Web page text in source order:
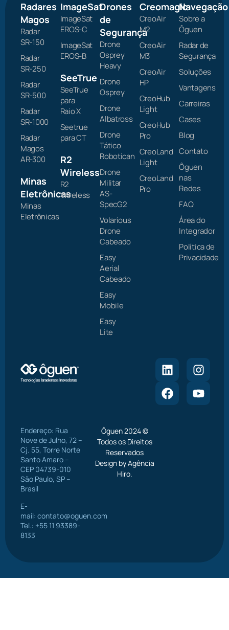
Radares
Magos
Radar
SR-150
Radar
SR-250
Radar
SR-500
Radar
SR-1000
Radar
Magos
AR-300
Minas
Eletrônicas
Minas
Eletrônicas
ImageSat
ImageSat
EROS-C
ImageSat
EROS-B
SeeTrue
SeeTrue
para
Raio X
Seetrue
para CT
R2
Wireless
R2
Wireless
Drones
de
Segurança
Drone
Osprey
Heavy
Drone
Osprey
Drone
Albatross
Drone
Tático
Robotican
Drone
Militar
AS-
SpecG2
Volarious
Drone
Cabeado
Easy
Aerial
Cabeado
Easy
Mobile
Easy
Lite
Creomagic
CreoAir
M2
CreoAir
M3
CreoAir
HP
CreoHub
Light
CreoHub
Pro
CreoLand
Light
CreoLand
Pro
Navegação
Sobre a
Ôguen
Radar de
Segurança
Soluções
Vantagens
Carreiras
Cases
Blog
Contato
Ôguen
nas
Redes
FAQ
Área do
Integrador
Política de
Privacidade
Endereço: Rua
Nove de Julho, 72 –
Cj. 55, Torre Norte
Santo Amaro –
CEP 04739-010
São Paulo, SP –
Brasil
E-
mail: contato@oguen.com
Tel.: +55 11 93389-
8133
Ôguen 2024 ©
Todos os Direitos
Reservados
Design by Agência
Hiro.